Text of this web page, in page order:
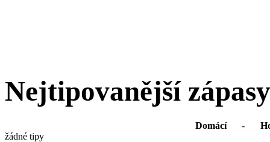
Nejtipovanější zápasy
Domácí -
žádné tipy